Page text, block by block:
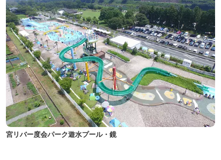
宮リバー度会パーク遊水プール・鏡